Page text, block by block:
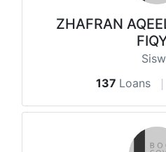
ZHAFRAN
137 Loans